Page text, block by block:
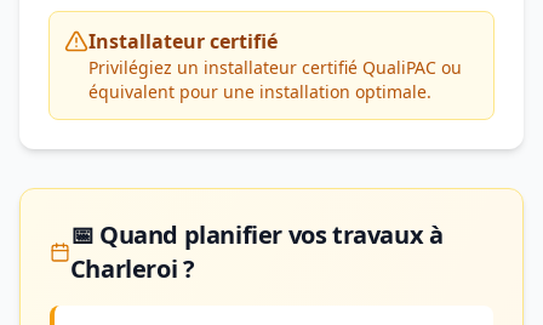
Installateur certifié
Privilégiez un installateur certifié QualiPAC ou
équivalent pour une installation optimale.
📅 Quand planifier vos travaux à
Charleroi ?